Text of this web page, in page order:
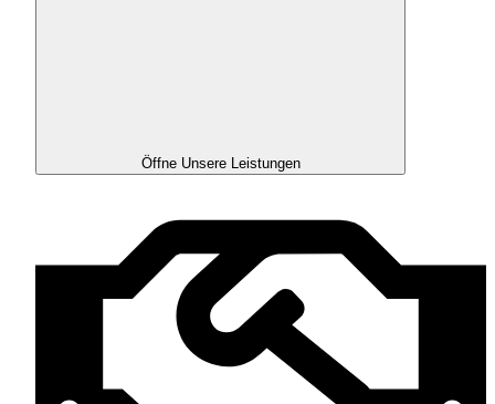
Öffne Unsere Leistungen